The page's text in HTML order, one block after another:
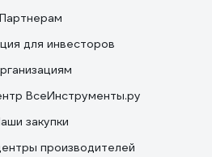
Партнерам
для инвесторов
ВсеИнструменты.ру
закупки
производителей